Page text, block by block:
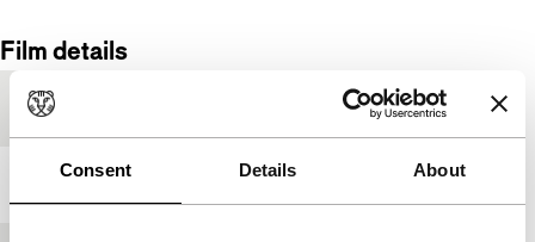
Consent Details About
Film details
Productieland
Jaar